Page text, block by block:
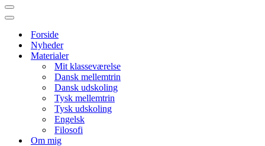
Navigation
menu
Navigation
Forside
Nyheder
Materialer
Mit klasseværelse
Dansk mellemtrin
Dansk udskoling
Tysk mellemtrin
Tysk udskoling
Engelsk
Filosofi
Om mig